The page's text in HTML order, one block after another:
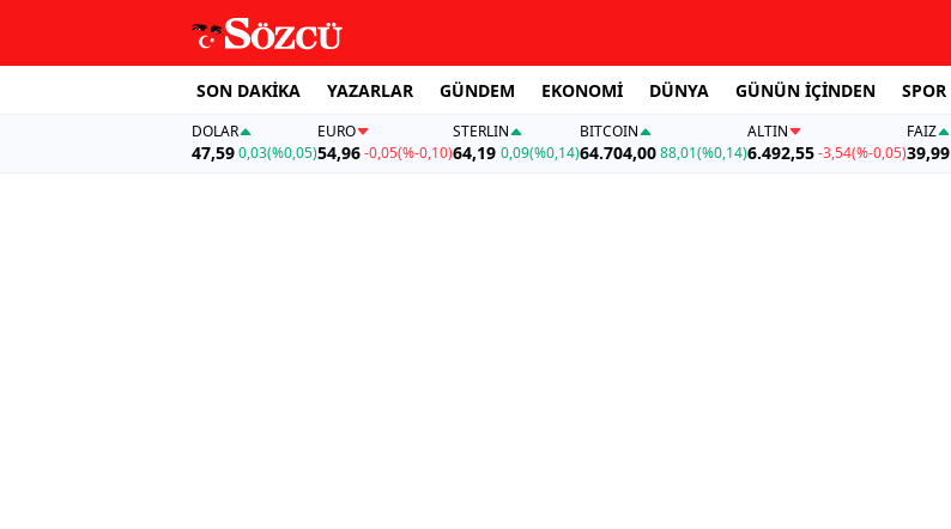
SON DAKİKA YAZARLAR GÜNDEM EKONOMİ DÜNYA GÜNÜN İÇİNDEN SPOR
DOLAR
47,590,03(%0,05)
EURO
54,96 -0,05(%-0,10)
STERLIN
64,19 0,09(%0,14)
BITCOIN
64.704,0088,01(%0,14)
ALTIN
6.492,55-3,54(%-0,05)
FAİZ
39,99